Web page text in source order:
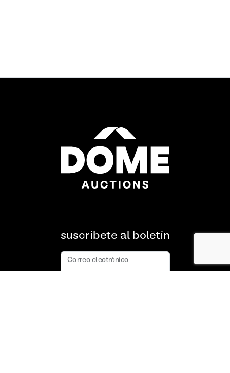
suscríbete al boletín
Correo electrónico